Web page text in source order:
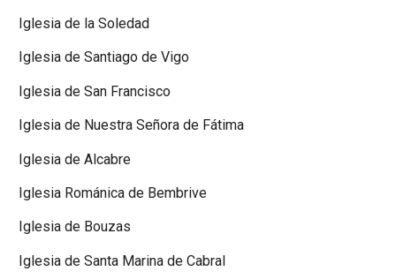
Iglesia de la Soledad
Iglesia de Santiago de Vigo
Iglesia de San Francisco
Iglesia de Nuestra Señora de Fátima
Iglesia de Alcabre
Iglesia Románica de Bembrive
Iglesia de Bouzas
Iglesia de Santa Marina de Cabral